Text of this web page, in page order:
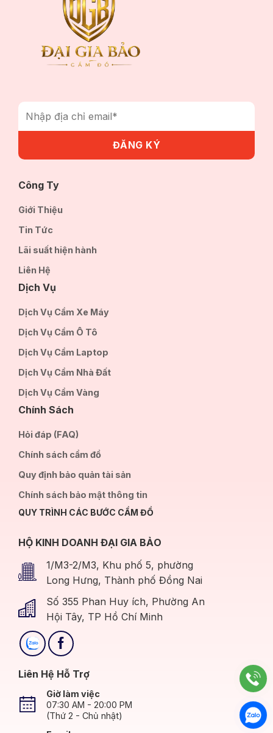
Công Ty
Giới Thiệu
Tin Tức
Lãi suất hiện hành
Liên Hệ
Dịch Vụ
Dịch Vụ Cầm Xe Máy
Dịch Vụ Cầm Ô Tô
Dịch Vụ Cầm Laptop
Dịch Vụ Cầm Nhà Đất
Dịch Vụ Cầm Vàng
Chính Sách
Hỏi đáp (FAQ)
Chính sách cầm đồ
Quy định bảo quản tài sản
Chính sách bảo mật thông tin
QUY TRÌNH CÁC BƯỚC CẦM ĐỒ
HỘ KINH DOANH ĐẠI GIA BẢO
1/M3-2/M3, Khu phố 5, phường
Long Hưng, Thành phố Đồng Nai
Số 355 Phan Huy ích, Phường An
Hội Tây, TP Hồ Chí Minh
Liên Hệ Hỗ Trợ
Giờ làm việc
07:30 AM - 20:00 PM
(Thứ 2 - Chủ nhật)